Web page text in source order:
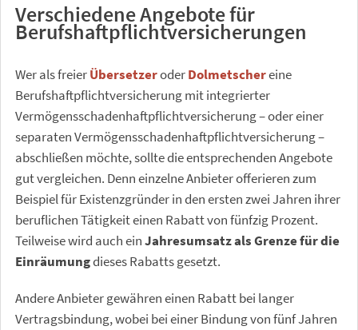
Verschiedene Angebote für
Berufshaftpflichtversicherungen
Wer als freierÜbersetzeroderDolmetschereine
Berufshaftpflichtversicherung mit integrierter
Vermögensschadenhaftpflichtversicherung – oder einer
separaten Vermögensschadenhaftpflichtversicherung –
abschließen möchte, sollte die entsprechenden Angebote
gut vergleichen. Denn einzelne Anbieter offerieren zum
Beispiel für Existenzgründer in den ersten zwei Jahren ihrer
beruflichen Tätigkeit einen Rabatt von fünfzig Prozent.
Teilweise wird auch einJahresumsatz als Grenze für die
Einräumungdieses Rabatts gesetzt.
Andere Anbieter gewähren einen Rabatt bei langer
Vertragsbindung, wobei bei einer Bindung von fünf Jahren